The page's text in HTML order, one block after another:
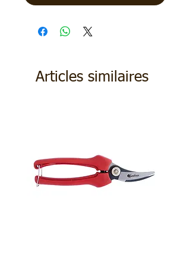
Articles similaires